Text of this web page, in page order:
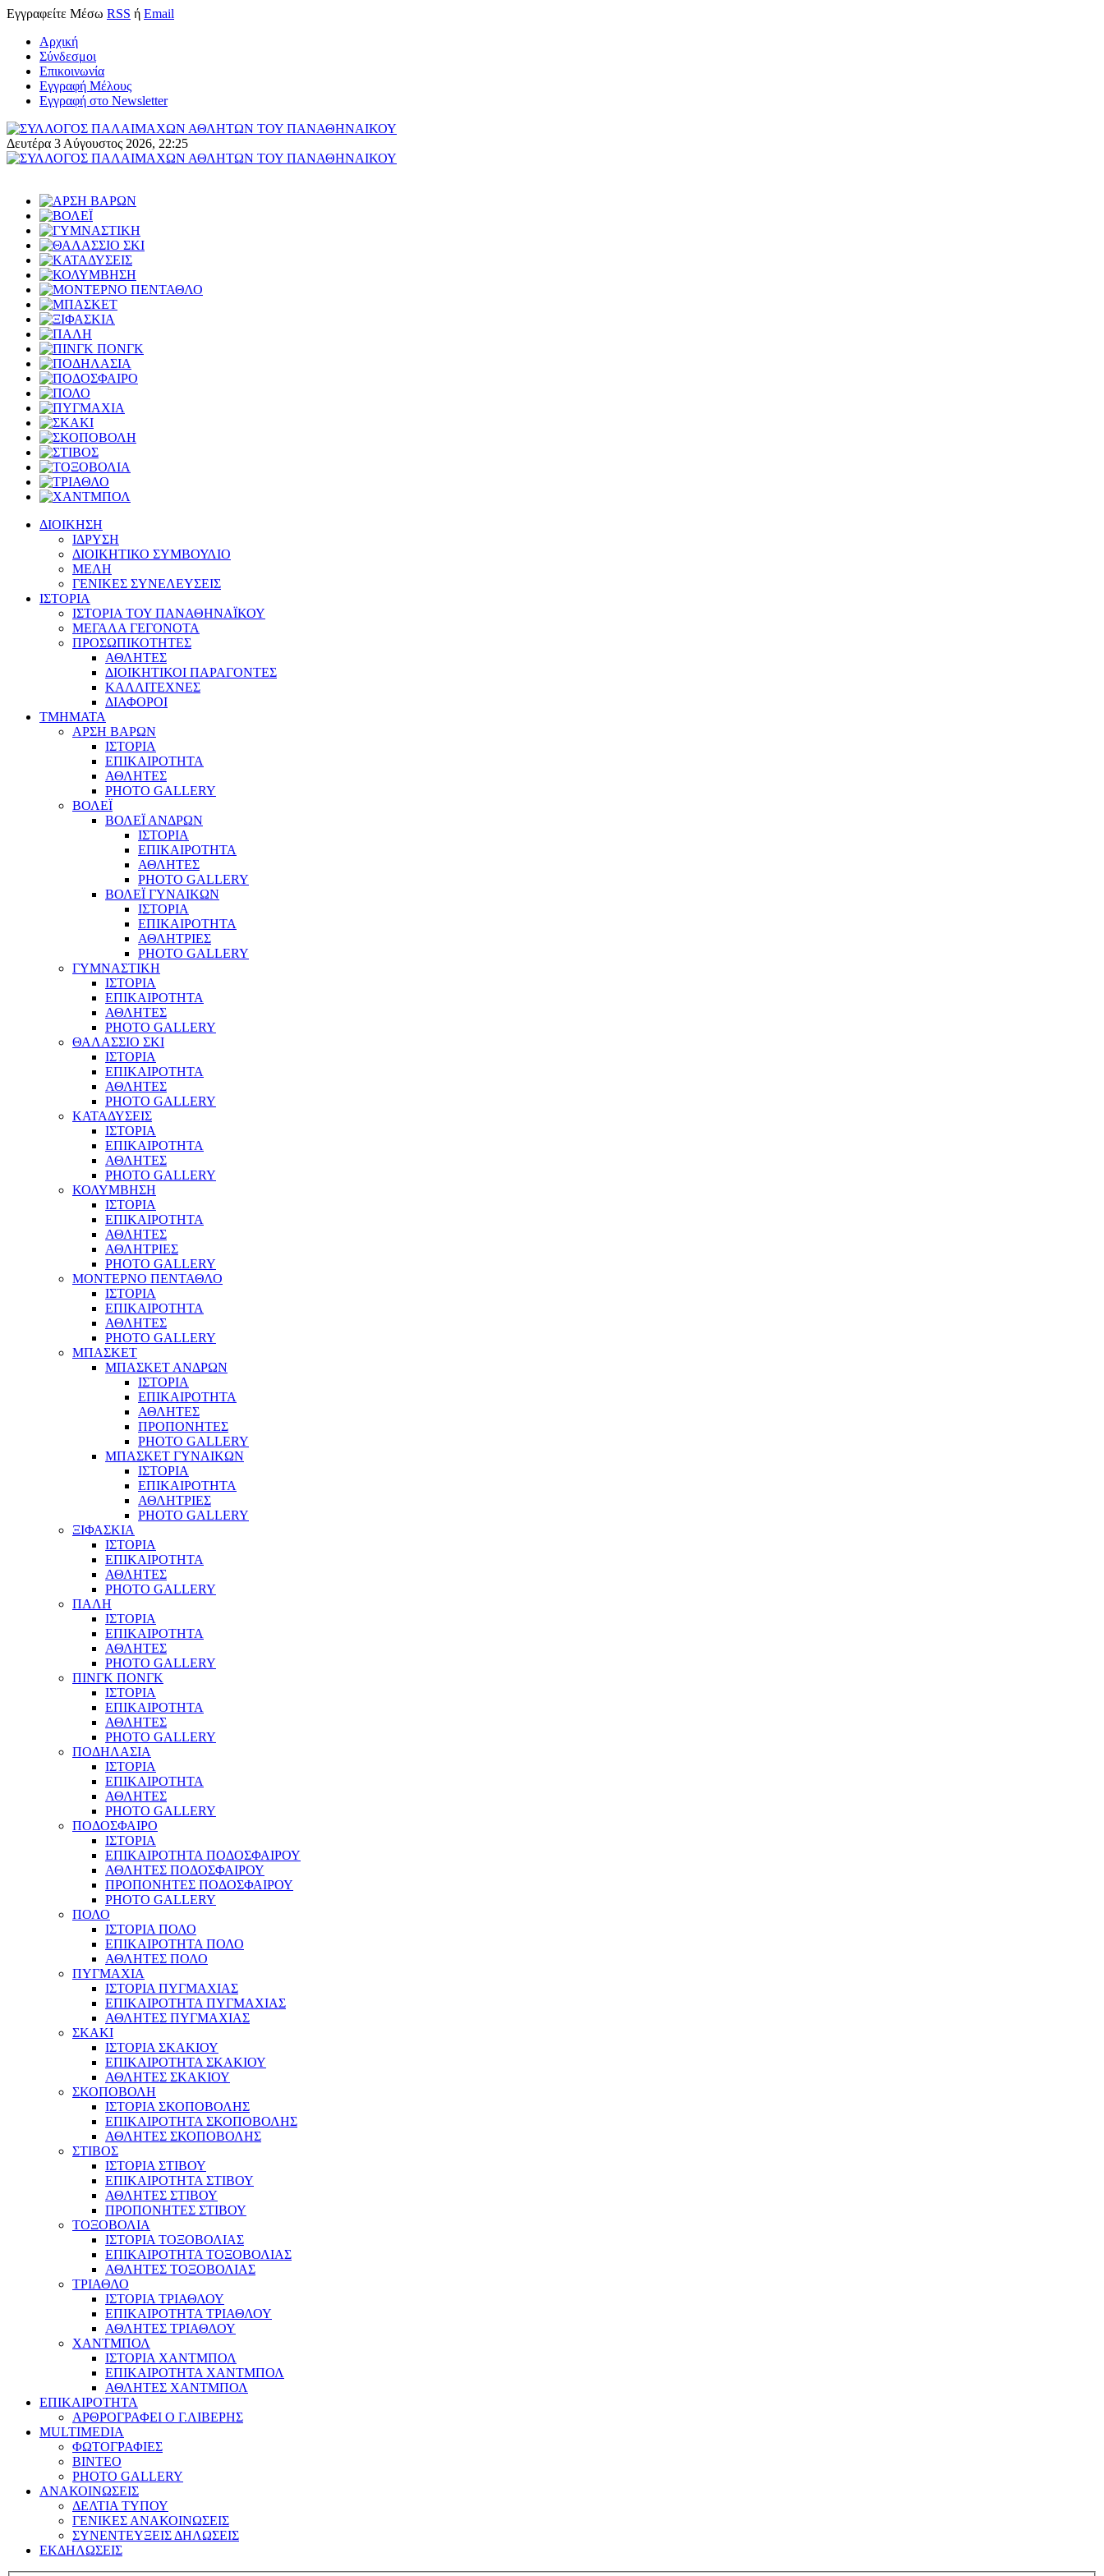
Εγγραφείτε Μέσω RSS ή Email
Αρχική
Σύνδεσμοι
Επικοινωνία
Εγγραφή Μέλους
Εγγραφή στο Newsletter
Δευτέρα 3 Αύγουστος 2026, 22:25
ΔΙΟΙΚΗΣΗ
ΙΔΡΥΣΗ
ΔΙΟΙΚΗΤΙΚΟ ΣΥΜΒΟΥΛΙΟ
ΜΕΛΗ
ΓΕΝΙΚΕΣ ΣΥΝΕΛΕΥΣΕΙΣ
ΙΣΤΟΡΙΑ
ΙΣΤΟΡΙΑ ΤΟΥ ΠΑΝΑΘΗΝΑΪΚΟΥ
ΜΕΓΑΛΑ ΓΕΓΟΝΟΤΑ
ΠΡΟΣΩΠΙΚΟΤΗΤΕΣ
ΑΘΛΗΤΕΣ
ΔΙΟΙΚΗΤΙΚΟΙ ΠΑΡΑΓΟΝΤΕΣ
ΚΑΛΛΙΤΕΧΝΕΣ
ΔΙΑΦΟΡΟΙ
ΤΜΗΜΑΤΑ
ΑΡΣΗ ΒΑΡΩΝ
ΙΣΤΟΡΙΑ
ΕΠΙΚΑΙΡΟΤΗΤΑ
ΑΘΛΗΤΕΣ
PHOTO GALLERY
ΒΟΛΕΪ
ΒΟΛΕΪ ΑΝΔΡΩΝ
ΙΣΤΟΡΙΑ
ΕΠΙΚΑΙΡΟΤΗΤΑ
ΑΘΛΗΤΕΣ
PHOTO GALLERY
ΒΟΛΕΪ ΓΥΝΑΙΚΩΝ
ΙΣΤΟΡΙΑ
ΕΠΙΚΑΙΡΟΤΗΤΑ
ΑΘΛΗΤΡΙΕΣ
PHOTO GALLERY
ΓΥΜΝΑΣΤΙΚΗ
ΙΣΤΟΡΙΑ
ΕΠΙΚΑΙΡΟΤΗΤΑ
ΑΘΛΗΤΕΣ
PHOTO GALLERY
ΘΑΛΑΣΣΙΟ ΣΚΙ
ΙΣΤΟΡΙΑ
ΕΠΙΚΑΙΡΟΤΗΤΑ
ΑΘΛΗΤΕΣ
PHOTO GALLERY
ΚΑΤΑΔΥΣΕΙΣ
ΙΣΤΟΡΙΑ
ΕΠΙΚΑΙΡΟΤΗΤΑ
ΑΘΛΗΤΕΣ
PHOTO GALLERY
ΚΟΛΥΜΒΗΣΗ
ΙΣΤΟΡΙΑ
ΕΠΙΚΑΙΡΟΤΗΤΑ
ΑΘΛΗΤΕΣ
ΑΘΛΗΤΡΙΕΣ
PHOTO GALLERY
ΜΟΝΤΕΡΝΟ ΠΕΝΤΑΘΛΟ
ΙΣΤΟΡΙΑ
ΕΠΙΚΑΙΡΟΤΗΤΑ
ΑΘΛΗΤΕΣ
PHOTO GALLERY
ΜΠΑΣΚΕΤ
ΜΠΑΣΚΕΤ ΑΝΔΡΩΝ
ΙΣΤΟΡΙΑ
ΕΠΙΚΑΙΡΟΤΗΤΑ
ΑΘΛΗΤΕΣ
ΠΡΟΠΟΝΗΤΕΣ
PHOTO GALLERY
ΜΠΑΣΚΕΤ ΓΥΝΑΙΚΩΝ
ΙΣΤΟΡΙΑ
ΕΠΙΚΑΙΡΟΤΗΤΑ
ΑΘΛΗΤΡΙΕΣ
PHOTO GALLERY
ΞΙΦΑΣΚΙΑ
ΙΣΤΟΡΙΑ
ΕΠΙΚΑΙΡΟΤΗΤΑ
ΑΘΛΗΤΕΣ
PHOTO GALLERY
ΠΑΛΗ
ΙΣΤΟΡΙΑ
ΕΠΙΚΑΙΡΟΤΗΤΑ
ΑΘΛΗΤΕΣ
PHOTO GALLERY
ΠΙΝΓΚ ΠΟΝΓΚ
ΙΣΤΟΡΙΑ
ΕΠΙΚΑΙΡΟΤΗΤΑ
ΑΘΛΗΤΕΣ
PHOTO GALLERY
ΠΟΔΗΛΑΣΙΑ
ΙΣΤΟΡΙΑ
ΕΠΙΚΑΙΡΟΤΗΤΑ
ΑΘΛΗΤΕΣ
PHOTO GALLERY
ΠΟΔΟΣΦΑΙΡΟ
ΙΣΤΟΡΙΑ
ΕΠΙΚΑΙΡΟΤΗΤΑ ΠΟΔΟΣΦΑΙΡΟΥ
ΑΘΛΗΤΕΣ ΠΟΔΟΣΦΑΙΡΟΥ
ΠΡΟΠΟΝΗΤΕΣ ΠΟΔΟΣΦΑΙΡΟΥ
PHOTO GALLERY
ΠΟΛΟ
ΙΣΤΟΡΙΑ ΠΟΛΟ
ΕΠΙΚΑΙΡΟΤΗΤΑ ΠΟΛΟ
ΑΘΛΗΤΕΣ ΠΟΛΟ
ΠΥΓΜΑΧΙΑ
ΙΣΤΟΡΙΑ ΠΥΓΜΑΧΙΑΣ
ΕΠΙΚΑΙΡΟΤΗΤΑ ΠΥΓΜΑΧΙΑΣ
ΑΘΛΗΤΕΣ ΠΥΓΜΑΧΙΑΣ
ΣΚΑΚΙ
ΙΣΤΟΡΙΑ ΣΚΑΚΙΟΥ
ΕΠΙΚΑΙΡΟΤΗΤΑ ΣΚΑΚΙΟΥ
ΑΘΛΗΤΕΣ ΣΚΑΚΙΟΥ
ΣΚΟΠΟΒΟΛΗ
ΙΣΤΟΡΙΑ ΣΚΟΠΟΒΟΛΗΣ
ΕΠΙΚΑΙΡΟΤΗΤΑ ΣΚΟΠΟΒΟΛΗΣ
ΑΘΛΗΤΕΣ ΣΚΟΠΟΒΟΛΗΣ
ΣΤΙΒΟΣ
ΙΣΤΟΡΙΑ ΣΤΙΒΟΥ
ΕΠΙΚΑΙΡΟΤΗΤΑ ΣΤΙΒΟΥ
ΑΘΛΗΤΕΣ ΣΤΙΒΟΥ
ΠΡΟΠΟΝΗΤΕΣ ΣΤΙΒΟΥ
ΤΟΞΟΒΟΛΙΑ
ΙΣΤΟΡΙΑ ΤΟΞΟΒΟΛΙΑΣ
ΕΠΙΚΑΙΡΟΤΗΤΑ ΤΟΞΟΒΟΛΙΑΣ
ΑΘΛΗΤΕΣ ΤΟΞΟΒΟΛΙΑΣ
ΤΡΙΑΘΛΟ
ΙΣΤΟΡΙΑ ΤΡΙΑΘΛΟΥ
ΕΠΙΚΑΙΡΟΤΗΤΑ ΤΡΙΑΘΛΟΥ
ΑΘΛΗΤΕΣ ΤΡΙΑΘΛΟΥ
ΧΑΝΤΜΠΟΛ
ΙΣΤΟΡΙΑ ΧΑΝΤΜΠΟΛ
ΕΠΙΚΑΙΡΟΤΗΤΑ ΧΑΝΤΜΠΟΛ
ΑΘΛΗΤΕΣ ΧΑΝΤΜΠΟΛ
ΕΠΙΚΑΙΡΟΤΗΤΑ
ΑΡΘΡΟΓΡΑΦΕΙ Ο Γ.ΛΙΒΕΡΗΣ
MULTIMEDIA
ΦΩΤΟΓΡΑΦΙΕΣ
ΒΙΝΤΕΟ
PHOTO GALLERY
ΑΝΑΚΟΙΝΩΣΕΙΣ
ΔΕΛΤΙΑ ΤΥΠΟΥ
ΓΕΝΙΚΕΣ ΑΝΑΚΟΙΝΩΣΕΙΣ
ΣΥΝΕΝΤΕΥΞΕΙΣ ΔΗΛΩΣΕΙΣ
ΕΚΔΗΛΩΣΕΙΣ